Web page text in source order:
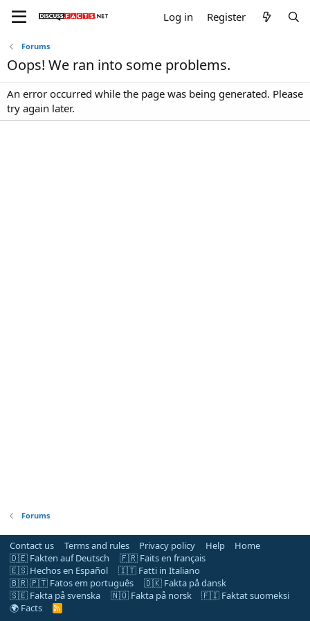
Log in Register
Forums
Oops! We ran into some problems.
An error occurred while the page was being generated. Please
try again later.
Forums
Contact us Terms and rules Privacy policy Help
Home
🇩🇪 Fakten auf Deutsch
🇫🇷 Faits en français
🇪🇸 Hechos en Español
🇮🇹 Fatti in Italiano
🇧🇷 🇵🇹 Fatos em português
🇩🇰 Fakta på dansk
🇸🇪 Fakta på svenska
🇳🇴 Fakta på norsk
🇫🇮 Faktat suomeksi
🌍 Facts
R